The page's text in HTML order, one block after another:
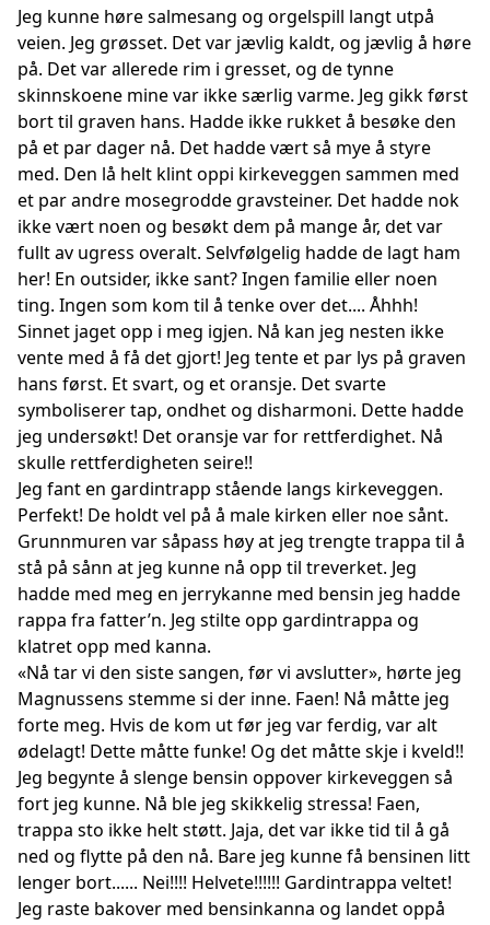
Jeg kunne høre salmesang og orgelspill langt utpå
veien. Jeg grøsset. Det var jævlig kaldt, og jævlig å høre
på. Det var allerede rim i gresset, og de tynne
skinnskoene mine var ikke særlig varme. Jeg gikk først
bort til graven hans. Hadde ikke rukket å besøke den
på et par dager nå. Det hadde vært så mye å styre
med. Den lå helt klint oppi kirkeveggen sammen med
et par andre mosegrodde gravsteiner. Det hadde nok
ikke vært noen og besøkt dem på mange år, det var
fullt av ugress overalt. Selvfølgelig hadde de lagt ham
her! En outsider, ikke sant? Ingen familie eller noen
ting. Ingen som kom til å tenke over det.... Åhhh!
Sinnet jaget opp i meg igjen. Nå kan jeg nesten ikke
vente med å få det gjort! Jeg tente et par lys på graven
hans først. Et svart, og et oransje. Det svarte
symboliserer tap, ondhet og disharmoni. Dette hadde
jeg undersøkt! Det oransje var for rettferdighet. Nå
skulle rettferdigheten seire!!
Jeg fant en gardintrapp stående langs kirkeveggen.
Perfekt! De holdt vel på å male kirken eller noe sånt.
Grunnmuren var såpass høy at jeg trengte trappa til å
stå på sånn at jeg kunne nå opp til treverket. Jeg
hadde med meg en jerrykanne med bensin jeg hadde
rappa fra fatter’n. Jeg stilte opp gardintrappa og
klatret opp med kanna.
«Nå tar vi den siste sangen, før vi avslutter», hørte jeg
Magnussens stemme si der inne. Faen! Nå måtte jeg
forte meg. Hvis de kom ut før jeg var ferdig, var alt
ødelagt! Dette måtte funke! Og det måtte skje i kveld!!
Jeg begynte å slenge bensin oppover kirkeveggen så
fort jeg kunne. Nå ble jeg skikkelig stressa! Faen,
trappa sto ikke helt støtt. Jaja, det var ikke tid til å gå
ned og flytte på den nå. Bare jeg kunne få bensinen litt
lenger bort...... Nei!!!! Helvete!!!!!! Gardintrappa veltet!
Jeg raste bakover med bensinkanna og landet oppå